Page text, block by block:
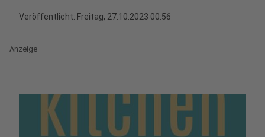
Veröffentlicht: Freitag, 27.10.2023 00:56
Anzeige